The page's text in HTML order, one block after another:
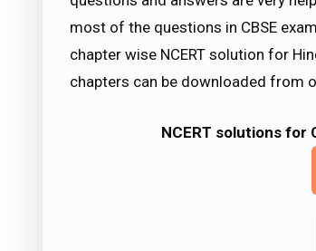
most of the questions in CBSE
chapter wise NCERT solution for
chapters can be downloaded from
NCERT solutions for